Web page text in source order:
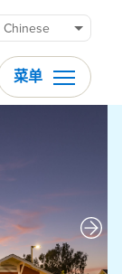
Chinese
菜单